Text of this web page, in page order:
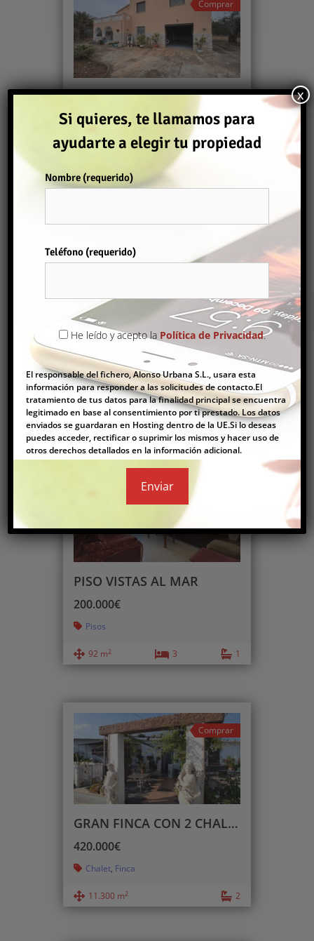
Comprar
CHALET CON 7757 M² DE PARCELA
311.000€
Casas,Chalet Finca
Comprar
CASA EN SANT MATEU
95.000€
Casas
508 m 7 2
PISO VISTAS AL MAR
200.000€
Pisos
92 m2 3 1
Comprar
GRAN FINCA CON 2 CHALETS + NAVE Y ALMACÉN
420.000€
Chalet, Finca
11.300 m2 2
Si quieres, te llamamos para
ayudarte a elegir tu propiedad
Nombre (requerido)
Por favor, deja este campo vacío.
Teléfono (requerido)
He leído y acepto la Política de Privacidad.
El responsable del fichero, Alonso Urbana S.L., usara esta
información para responder a las solicitudes de contacto.El
tratamiento de tus datos para la finalidad principal se encuentra
legitimado en base al consentimiento por ti prestado. Los datos
enviados se guardaran en Hosting dentro de la UE.Si lo deseas
puedes acceder, rectificar o suprimir los mismos y hacer uso de
otros derechos detallados en la información adicional.
x